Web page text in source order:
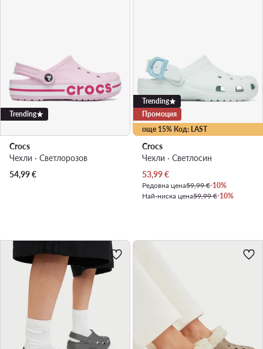
Trending
Crocs
Чехли · Светлорозов
54,99€
още 15% Код: LAST
Trending
Промоция
Crocs
Чехли · Светлосин
Актуална цена
53,99€
Редовна цена59,99 €-10%
Най-ниска цена59,99 €-10%